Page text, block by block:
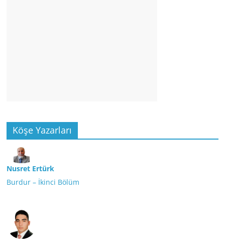
Köşe Yazarları
Nusret Ertürk
Burdur – İkinci Bölüm